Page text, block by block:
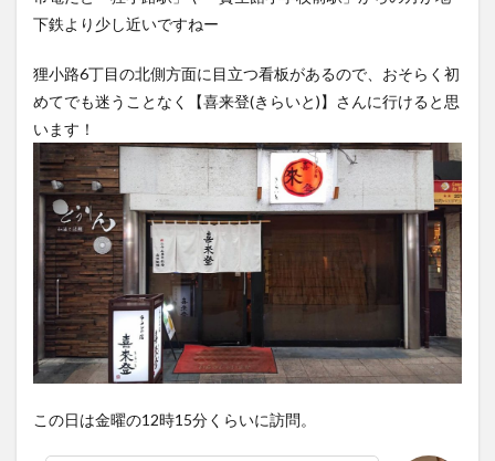
下鉄より少し近いですねー
狸小路6丁目の北側方面に目立つ看板があるので、おそらく初
めてでも迷うことなく【喜来登(きらいと)】さんに行けると思
います！
この日は金曜の12時15分くらいに訪問。